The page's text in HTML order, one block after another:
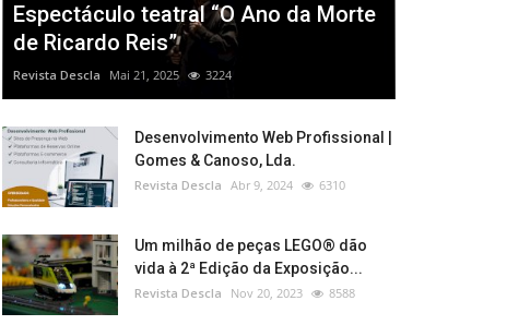
Espectáculo teatral “O Ano da Morte
de Ricardo Reis”
Revista Descla Mai 21, 2025 3224
Desenvolvimento Web Profissional |
Gomes & Canoso, Lda.
Revista Descla Abr 9, 2024 6310
Um milhão de peças LEGO® dão
vida à 2ª Edição da Exposição...
Revista Descla Nov 20, 2023 8588